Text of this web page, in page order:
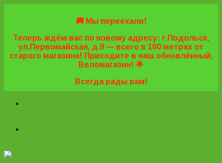
🚚 Мы переехали!
Теперь ждём вас по новому адресу: г.Подольск,
ул.Первомайская, д.9 — всего в 100 метрах от
старого магазина! Приходите в наш обновлённый,
Веломагазин! 🌟
Всегда рады вам!